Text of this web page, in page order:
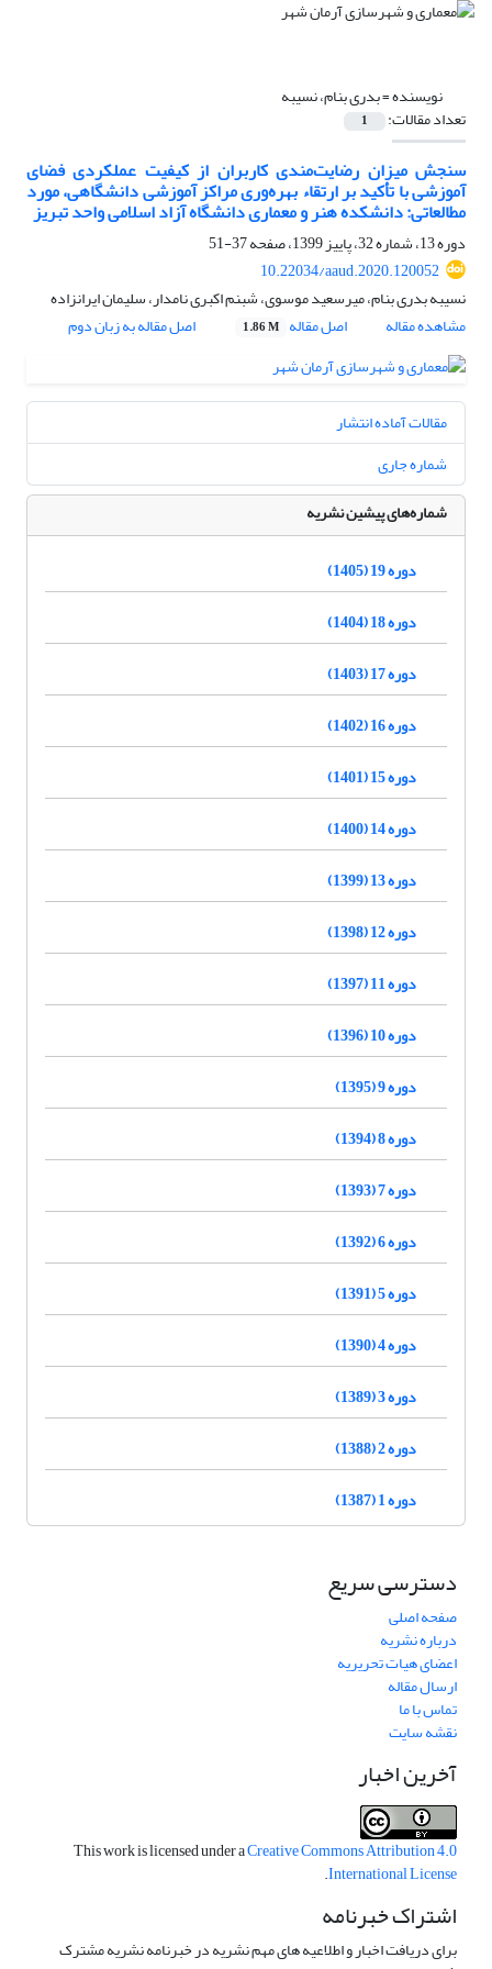
نویسنده =بدری بنام، نسیبه
تعداد مقالات: 1
سنجش میزان رضایت‌مندی کاربران از کیفیت عملکردی فضای
آموزشی با تأکید بر ارتقاء بهره‌وری مراکز آموزشی دانشگاهی، مورد
مطالعاتی: دانشکده هنر و معماری دانشگاه آزاد اسلامی واحد تبریز
دوره 13، شماره 32، پاییز 1399، صفحه
37-51
10.22034/aaud.2020.120052
نسیبه بدری بنام، میرسعید موسوی، شبنم اکبری نامدار، سلیمان ایرانزاده
مشاهده مقاله
اصل مقاله 1.86 M اصل مقاله به زبان دوم
مقالات آماده انتشار
شماره جاری
شماره‌های پیشین نشریه
دوره 19 (1405)
دوره 18 (1404)
دوره 17 (1403)
دوره 16 (1402)
دوره 15 (1401)
دوره 14 (1400)
دوره 13 (1399)
دوره 12 (1398)
دوره 11 (1397)
دوره 10 (1396)
دوره 9 (1395)
دوره 8 (1394)
دوره 7 (1393)
دوره 6 (1392)
دوره 5 (1391)
دوره 4 (1390)
دوره 3 (1389)
دوره 2 (1388)
دوره 1 (1387)
دسترسی سریع
صفحه اصلی
درباره نشریه
اعضای هیات تحریریه
ارسال مقاله
تماس با ما
نقشه سایت
آخرین اخبار
This work is licensed under aCreative Commons Attribution 4.0
International License
.
اشتراک خبرنامه
برای دریافت اخبار و اطلاعیه های مهم نشریه در خبرنامه نشریه مشترک